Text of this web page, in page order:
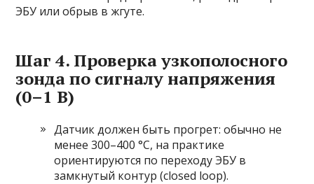
ЭБУ или обрыв в жгуте.
Шаг 4. Проверка узкополосного
зонда по сигналу напряжения
(0–1 В)
Датчик должен быть прогрет: обычно не
менее 300–400 °C, на практике
ориентируются по переходу ЭБУ в
замкнутый контур (closed loop).